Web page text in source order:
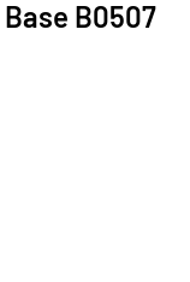
Base B0507